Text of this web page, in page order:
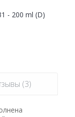
- 200 ml (D)
(3)